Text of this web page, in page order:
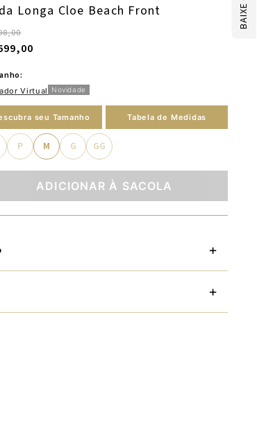
Longa Cloe Beach Front
Virtual Novidade
seu Tamanho Tabela de Medidas
P M G GG
ADICIONAR À SACOLA